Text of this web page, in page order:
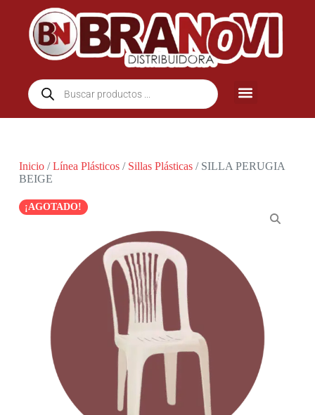
Inicio/Línea Plásticos/ Sillas Plásticas/ SILLA PERUGIA
BEIGE
¡AGOTADO!